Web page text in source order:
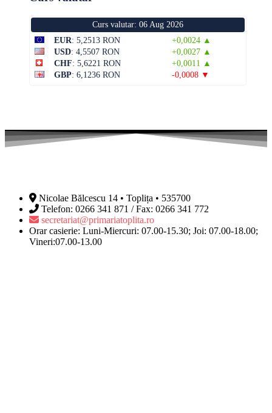
Curs valutar: 06 Aug 2026
EUR: 5,2513 RON
+0,0024 ▲
USD: 4,5507 RON
+0,0027 ▲
CHF: 5,6221 RON
+0,0011 ▲
GBP: 6,1236 RON -0,0008 ▼
Nicolae Bălcescu 14 • Toplița • 535700
Telefon: 0266 341 871 / Fax: 0266 341 772
secretariat@primariatoplita.ro
Orar casierie: Luni-Miercuri: 07.00-15.30; Joi: 07.00-18.00;
Vineri:07.00-13.00